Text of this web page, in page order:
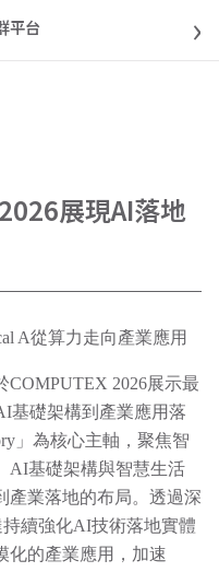
平台 ›
展現AI落地
A從算力走向產業應用
COMPUTEX 2026展示最
基礎架構到產業應用落
」為核心主軸，聚焦智
AI基礎架構與智慧生活
產業落地的布局。透過深
續強化AI技術落地實體
化的產業應用，加速